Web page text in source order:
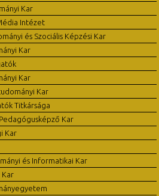
Kar
Intézet
és Szociális Képzési Kar
Kar
Kar
Kar
Titkársága
Kar
Kar
és Informatikai Kar
Kar